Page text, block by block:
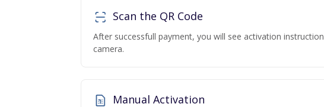
Scan the QR Code
After successfull payment, you will see activation
camera.
Manual Activation